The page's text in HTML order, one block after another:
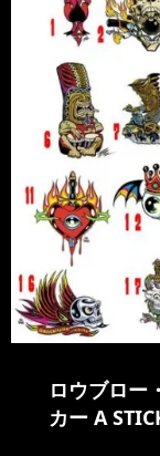
ロウブロー
カー A